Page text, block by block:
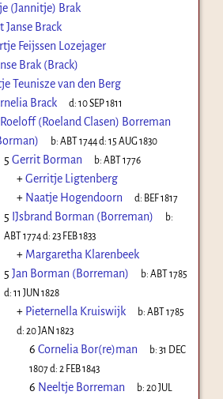
(Jannitje) Brak
Janse Brack
Feijssen Lozejager
Brak (Brack)
Teunisze van den Berg
Brack d:10 SEP 1811
Roeloff (Roeland Clasen) Borreman
b:ABT 1744d:15 AUG 1830
5 Gerrit Borman b:ABT 1776
+Gerritje Ligtenberg
+ Naatje Hogendoorn d: BEF 1817
5 IJsbrand Borman (Borreman)
b:
ABT 1774d: 23 FEB 1833
+ Margaretha Klarenbeek
5 Jan Borman (Borreman) b:ABT 1785
d: 11 JUN 1828
+ Pieternella Kruiswijk b:ABT 1785
d: 20 JAN 1823
6 Cornelia Bor(re)man b:31 DEC
1807d: 2 FEB 1843
6 Neeltje Borreman b:20 JUL